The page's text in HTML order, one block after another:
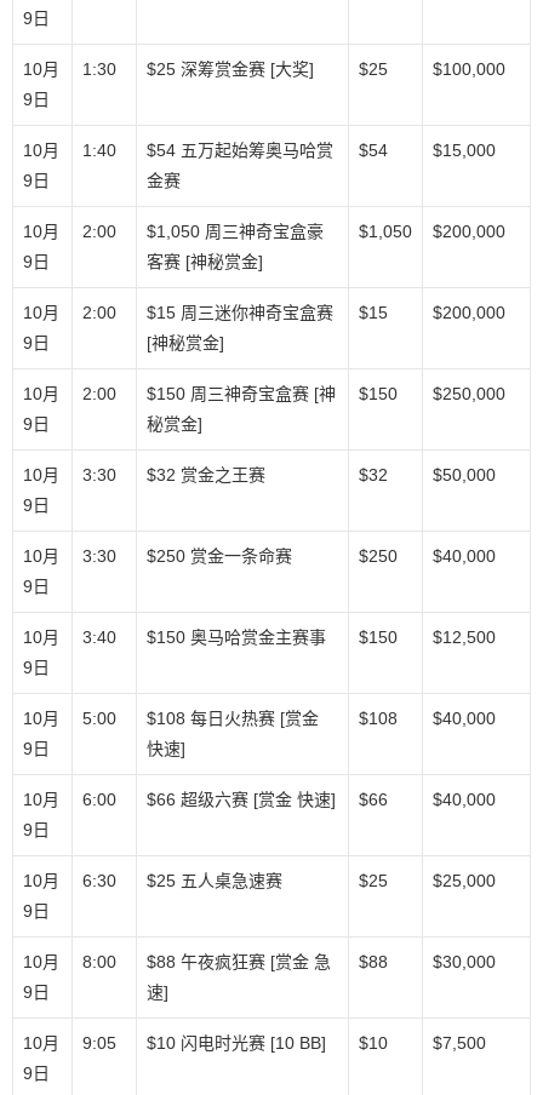
9日
10月
9日
1:30 $25 深筹赏金赛 [大奖] $25 $100,000
10月
9日
1:40
$54 五万起始筹奥马哈赏
金赛
$54 $15,000
10月
9日
2:00
$1,050 周三神奇宝盒豪
客赛 [神秘赏金]
$1,050 $200,000
10月
9日
2:00
$15 周三迷你神奇宝盒赛
[神秘赏金]
$15 $200,000
10月
9日
2:00
$150 周三神奇宝盒赛 [神
秘赏金]
$150 $250,000
10月
9日
3:30 $32 赏金之王赛 $32 $50,000
10月
9日
3:30 $250 赏金一条命赛 $250 $40,000
10月
9日
3:40 $150 奥马哈赏金主赛事 $150 $12,500
10月
9日
5:00
$108 每日火热赛 [赏金
快速]
$108 $40,000
10月
9日
6:00 $66 超级六赛 [赏金 快速] $66 $40,000
10月
9日
6:30 $25 五人桌急速赛 $25 $25,000
10月
9日
8:00
$88 午夜疯狂赛 [赏金 急
速]
$88 $30,000
10月
9日
9:05 $10 闪电时光赛 [10 BB] $10 $7,500